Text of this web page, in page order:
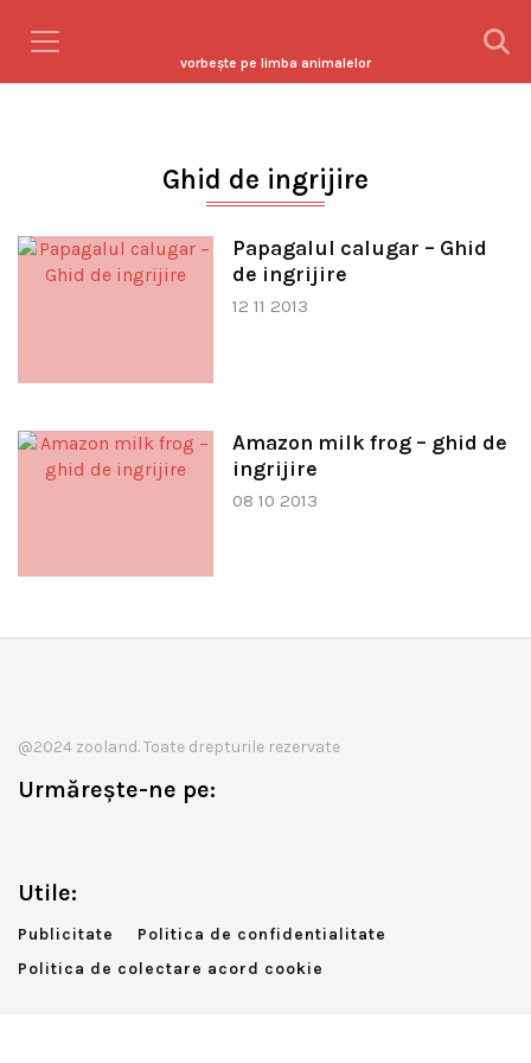
vorbeşte pe limba animalelor
Ghid de ingrijire
Papagalul calugar – Ghid
de ingrijire
12 11 2013
Amazon milk frog – ghid de
ingrijire
08 10 2013
@2024 zooland. Toate drepturile rezervate
Urmărește-ne pe:
Utile:
Publicitate
Politica de confidentialitate
Politica de colectare acord cookie